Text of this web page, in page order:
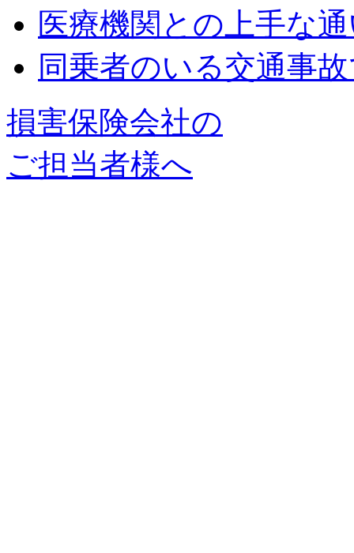
医療機関との上手な
同乗者のいる交通事
損害保険会社の
ご担当者様へ